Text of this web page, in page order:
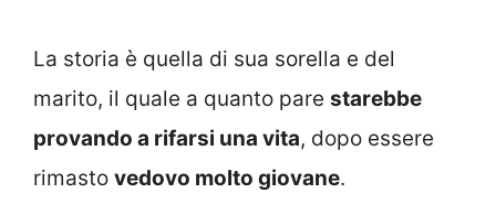
La storia è quella di sua sorella e del
marito, il quale a quanto pare starebbe
provando a rifarsi una vita, dopo essere
rimasto vedovo molto giovane.